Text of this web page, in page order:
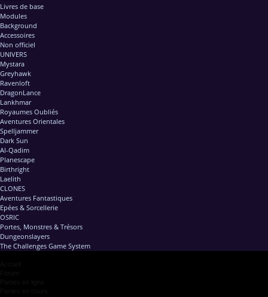
Livres de base
Modules
Background
Accessoires
Non officiel
UNIVERS
Mystara
Greyhawk
Ravenloft
DragonLance
Lankhmar
Royaumes Oubliés
Aventures Orientales
Spelljammer
Dark Sun
Al-Qadim
Planescape
Birthright
Laelith
CLONES
Aventures Fantastiques
Epées & Sorcellerie
OSRIC
Portes, Monstres & Trésors
Dungeonslayers
The Challenges Game System